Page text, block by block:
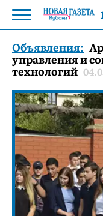
Объявления:
управления и
технологий